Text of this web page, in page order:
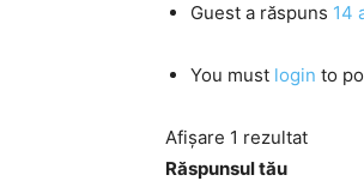
Guest a răspuns 14
You must login to
Afișare 1 rezultat
Răspunsul tău